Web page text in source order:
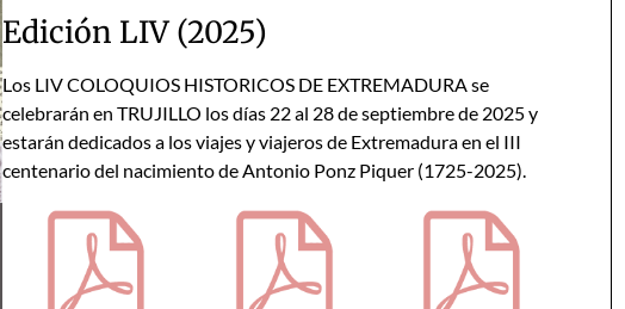
Edición LIV (2025)
Los LIV COLOQUIOS HISTORICOS DE EXTREMADURA se
celebrarán en TRUJILLO los días 22 al 28 de septiembre de 2025 y
estarán dedicados a los viajes y viajeros de Extremadura en el III
centenario del nacimiento de Antonio Ponz Piquer (1725-2025).